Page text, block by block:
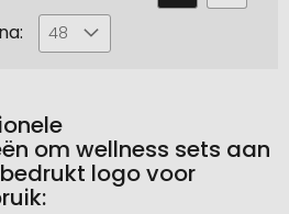
48
om wellness sets aan
logo voor